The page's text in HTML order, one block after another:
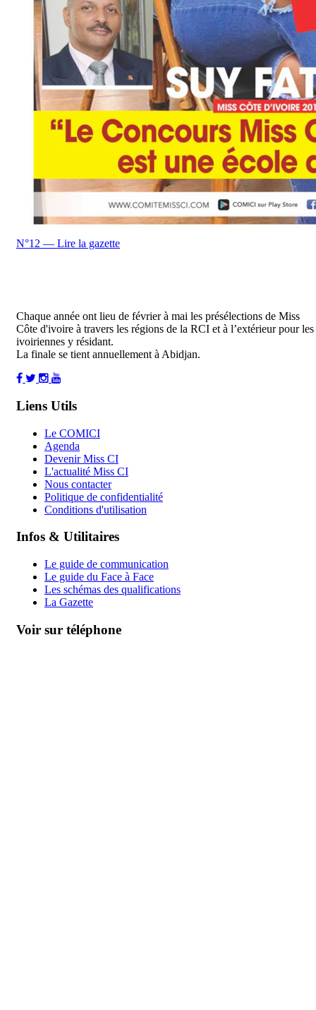
N°12 — Lire la gazette
Chaque année ont lieu de février à mai les présélections de Miss
Côte d'ivoire à travers les régions de la RCI et à l’extérieur pour les
ivoiriennes y résidant.
La finale se tient annuellement à Abidjan.
Liens Utils
Le COMICI
Agenda
Devenir Miss CI
L'actualité Miss CI
Nous contacter
Politique de confidentialité
Conditions d'utilisation
Infos & Utilitaires
Le guide de communication
Le guide du Face à Face
Les schémas des qualifications
La Gazette
Voir sur téléphone